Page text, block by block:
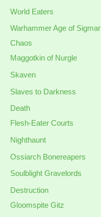
World Eaters
Warhammer Age of Sigmar
Chaos
Maggotkin of Nurgle
Skaven
Slaves to Darkness
Death
Flesh-Eater Courts
Nighthaunt
Ossiarch Bonereapers
Soulblight Gravelords
Destruction
Gloomspite Gitz